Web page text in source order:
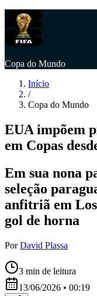
Copa do Mundo
Início
/
Copa do Mundo
EUA impõem
em Copas
Em sua nona
seleção
anfitriã em
gol de horna
Por David Plassa
3 min de leitura
13/06/2026 • 00:19